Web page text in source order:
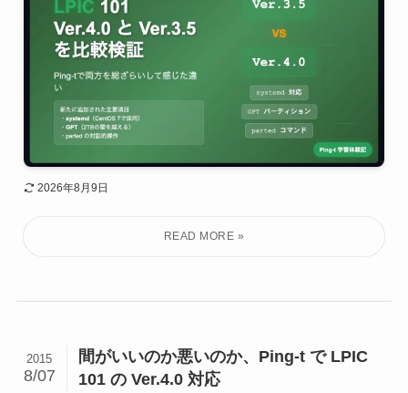
2026年8月9日
間がいいのか悪いのか、Ping-t で LPIC
101 の Ver.4.0 対応
2015
8/07